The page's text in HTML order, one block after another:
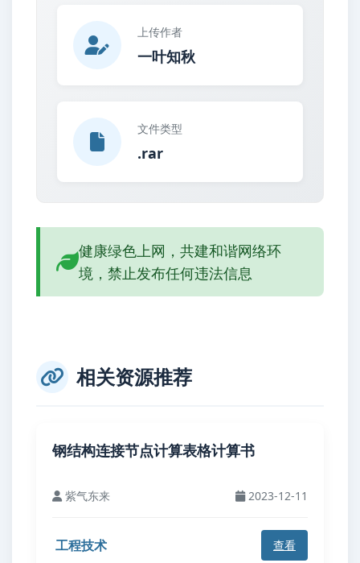
上传作者
一叶知秋
文件类型
.rar
健康绿色上网，共建和谐网络环
境，禁止发布任何违法信息
相关资源推荐
钢结构连接节点计算表格计算书
紫气东来 2023-12-11
工程技术 查看